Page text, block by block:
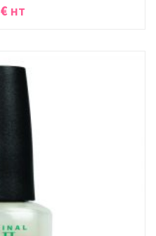
€ HT